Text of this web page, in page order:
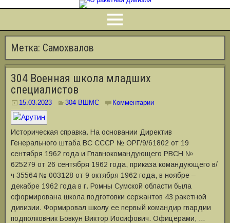
Метка: Самохвалов
304 Военная школа младших
специалистов
15.03.2023 304 ВШМС Комментарии
Историческая справка. На основании Директив
Генерального штаба ВС СССР № ОРГ/9/61802 от 19
сентября 1962 года и Главнокомандующего РВСН №
625279 от 26 сентября 1962 года, приказа командующего в/
ч 35564 № 003128 от 9 октября 1962 года, в ноябре –
декабре 1962 года в г. Ромны Сумской области была
сформирована школа подготовки сержантов 43 ракетной
дивизии. Формировал школу ее первый командир гвардии
подполковник Бовкун Виктор Иосифович. Офицерами, …